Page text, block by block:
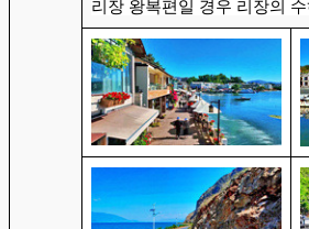
리장 왕복편일 경우 리장의